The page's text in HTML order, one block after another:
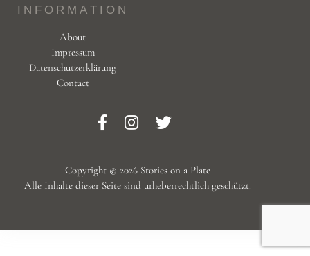
INFORMATION
About
Impressum
Datenschutzerklärung
Contact
Copyright © 2026 Stories on a Plate
Alle Inhalte dieser Seite sind urheberrechtlich geschützt.